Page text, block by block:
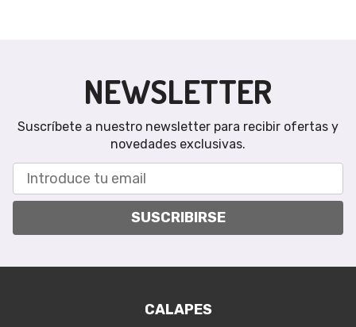
NEWSLETTER
Suscríbete a nuestro newsletter para recibir ofertas y
novedades exclusivas.
SUSCRIBIRSE
CALAPES